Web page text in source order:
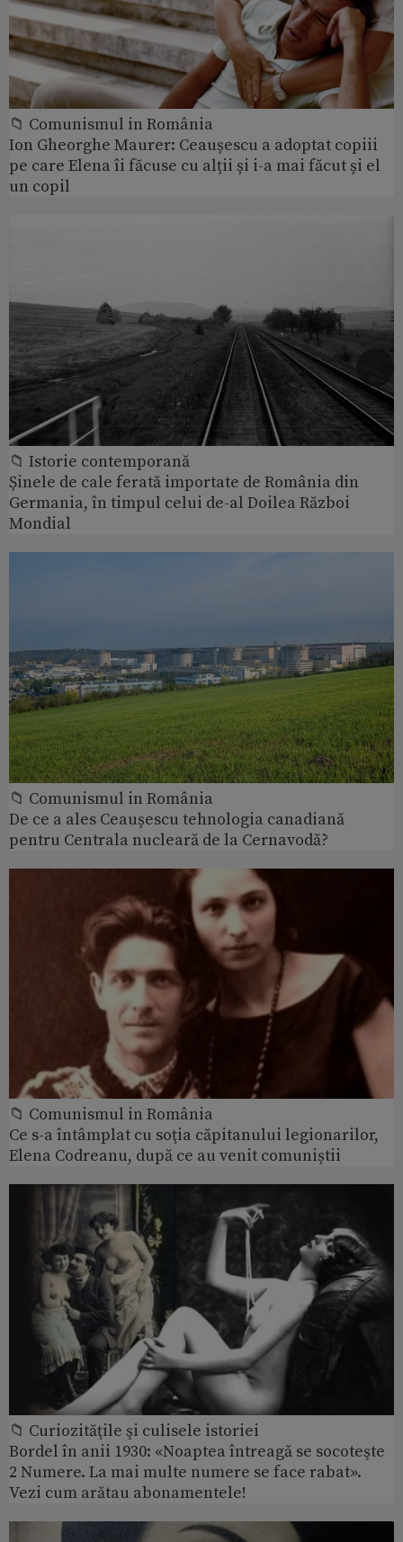
📁 Comunismul in România
Ion Gheorghe Maurer: Ceaușescu a adoptat copiii
pe care Elena îi făcuse cu alții și i-a mai făcut și el
un copil
📁 Istorie contemporană
Șinele de cale ferată importate de România din
Germania, în timpul celui de-al Doilea Război
Mondial
📁 Comunismul in România
De ce a ales Ceaușescu tehnologia canadiană
pentru Centrala nucleară de la Cernavodă?
📁 Comunismul in România
Ce s-a întâmplat cu soţia căpitanului legionarilor,
Elena Codreanu, după ce au venit comuniștii
📁 Curiozităţile şi culisele istoriei
Bordel în anii 1930: «Noaptea întreagă se socoteşte
2 Numere. La mai multe numere se face rabat».
Vezi cum arătau abonamentele!